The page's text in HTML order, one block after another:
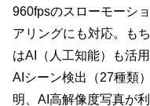
960fpsのスローモーシ
アリングにも対応。も
はAI（人工知能）も活
AIシーン検出（27種類
明、AI高解像度写真が